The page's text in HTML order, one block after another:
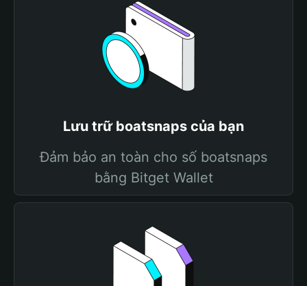
Lưu trữ boatsnaps của bạn
Đảm bảo an toàn cho số boatsnaps
bằng Bitget Wallet